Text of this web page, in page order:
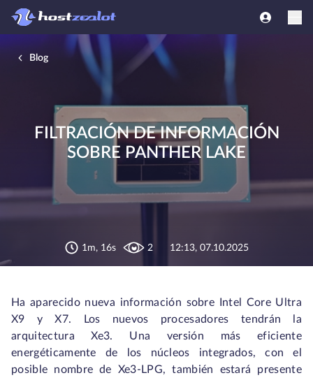
Blog
FILTRACIÓN DE INFORMACIÓN
SOBRE PANTHER LAKE
1m, 16s 2 12:13, 07.10.2025
Ha aparecido nueva información sobre Intel Core Ultra
X9 y X7. Los nuevos procesadores tendrán la
arquitectura Xe3. Una versión más eficiente
energéticamente de los núcleos integrados, con el
posible nombre de Xe3-LPG, también estará presente